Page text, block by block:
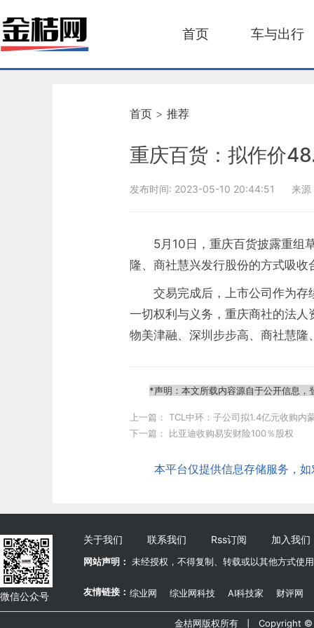
首页 车与出行
首页 > 推荐
重庆百货：拟作价
发布时间: 2023-05-10 20:44:51 来源
5月10日，重庆百货披露重组
隆、商社慧兴发行股份的方式吸收
交易完成后，上市公司作为
一切权利与义务，重庆商社的法
物美津融、深圳步步高、商社慧
*声明：本文所载内容源自于公开信息
上一篇： TCL中环：子公司拟1.4亿元收购内
下一篇： 比亚迪收购易安财险100％股权
本平台仅提供信息存储服务，
微信公众号
关于我们 联系我们 Rss订阅 加入我们
网站声明： 未经授权，不得复制、转载或以其他方式使
友情链接： 综业网 综业网科技 AI科技家 财评网
金桔网版权所有 丨 Copyright ©